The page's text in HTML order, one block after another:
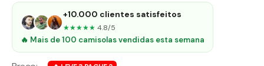
+10.000 clientes satisfeitos
★★★★★ 4.8/5
🔥 Mais de 100 camisolas vendidas esta semana